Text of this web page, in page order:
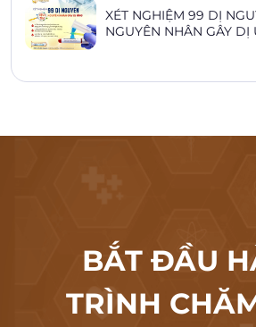
XÉT NGHIỆM 99 DỊ
NGUYÊN NHÂN GÂY DỊ
BẮT ĐẦU
TRÌNH